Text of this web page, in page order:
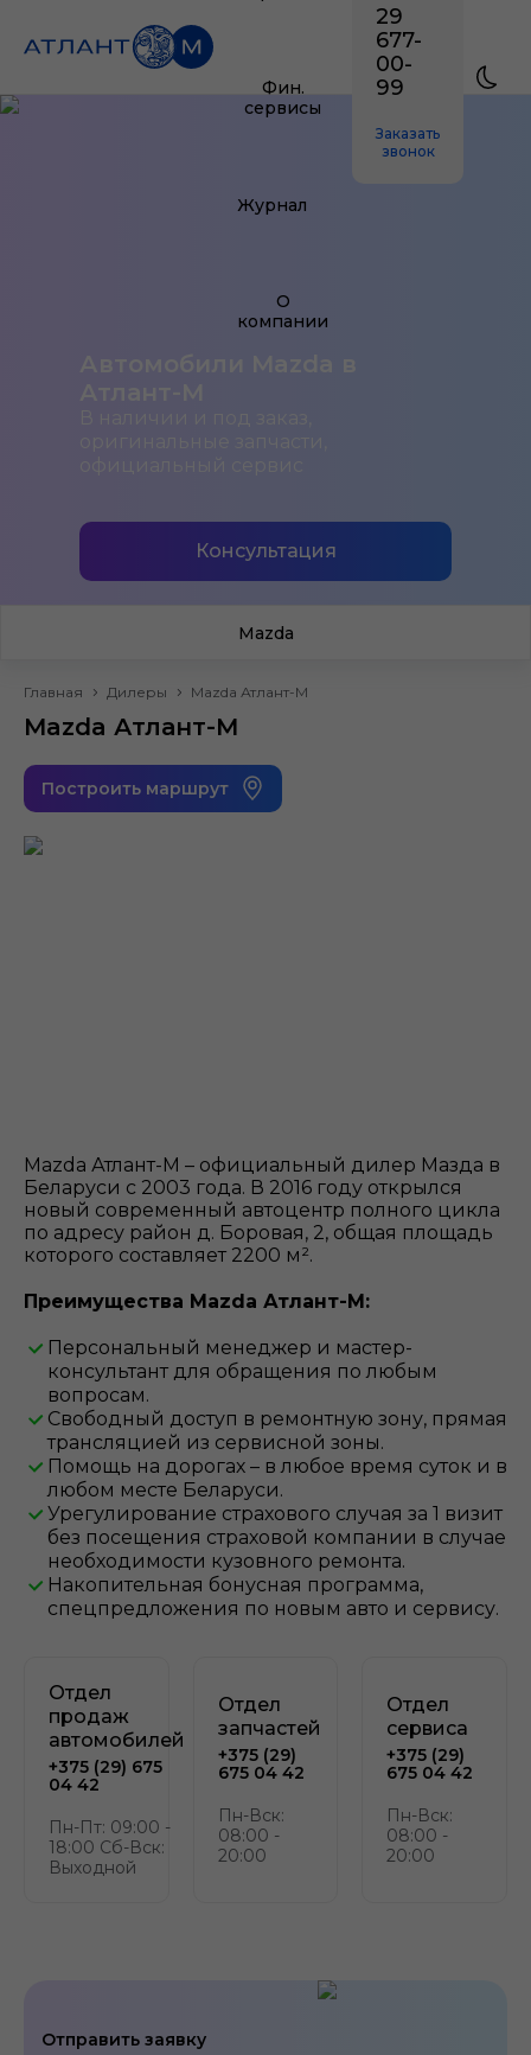
Фин.
сервисы
Журнал
О
компании
29
677-
00-
99
Заказать
звонок
Консультация
Mazda
Главная Дилеры Mazda Атлант-М
Mazda Атлант-М
Построить маршрут
Mazda Атлант-М – официальный дилер Мазда в
Беларуси с 2003 года. В 2016 году открылся
новый современный автоцентр полного цикла
по адресу район д. Боровая, 2, общая площадь
которого составляет 2200 м².
Преимущества Mazda Атлант-М:
Персональный менеджер и мастер-
консультант для обращения по любым
вопросам.
Свободный доступ в ремонтную зону, прямая
трансляцией из сервисной зоны.
Помощь на дорогах – в любое время суток и в
любом месте Беларуси.
Урегулирование страхового случая за 1 визит
без посещения страховой компании в случае
необходимости кузовного ремонта.
Накопительная бонусная программа,
спецпредложения по новым авто и сервису.
Отдел
продаж
автомобилей
+375 (29) 675
04 42
Пн-Пт: 09:00 -
18:00 Сб-Вск:
Выходной
Отдел
запчастей
+375 (29)
675 04 42
Пн-Вск:
08:00 -
20:00
Отдел
сервиса
+375 (29)
675 04 42
Пн-Вск:
08:00 -
20:00
Отправить заявку